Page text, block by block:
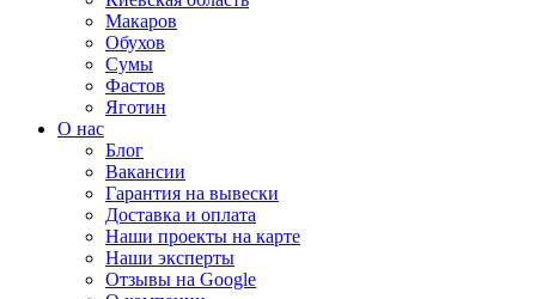
Макаров
Обухов
Сумы
Фастов
Яготин
О нас
Блог
Вакансии
Гарантия на вывески
Доставка и оплата
Наши проекты на карте
Наши эксперты
Отзывы на Google